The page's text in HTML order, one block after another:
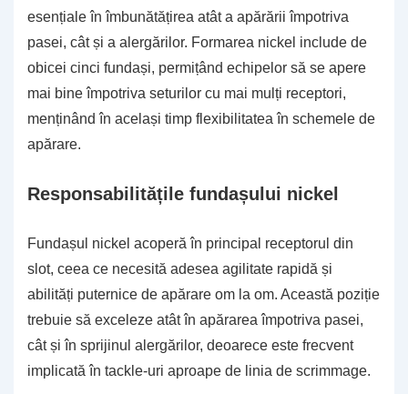
esențiale în îmbunătățirea atât a apărării împotriva
pasei, cât și a alergărilor. Formarea nickel include de
obicei cinci fundași, permițând echipelor să se apere
mai bine împotriva seturilor cu mai mulți receptori,
menținând în același timp flexibilitatea în schemele de
apărare.
Responsabilitățile fundașului nickel
Fundașul nickel acoperă în principal receptorul din
slot, ceea ce necesită adesea agilitate rapidă și
abilități puternice de apărare om la om. Această poziție
trebuie să exceleze atât în apărarea împotriva pasei,
cât și în sprijinul alergărilor, deoarece este frecvent
implicată în tackle-uri aproape de linia de scrimmage.